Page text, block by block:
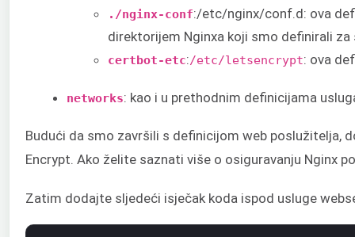
./nginx-conf:/etc/nginx/conf.d: ova
direktorijem Nginxa koji smo definirali
certbot-etc:/etc/letsencrypt: ova
networks: kao i u prethodnim definicijama
Budući da smo završili s definicijom web poslužitelja,
Encrypt. Ako želite saznati više o osiguravanju Nginx
Zatim dodajte sljedeći isječak koda ispod usluge